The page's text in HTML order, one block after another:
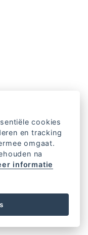
cookies
en tracking
omgaat.
na
informatie